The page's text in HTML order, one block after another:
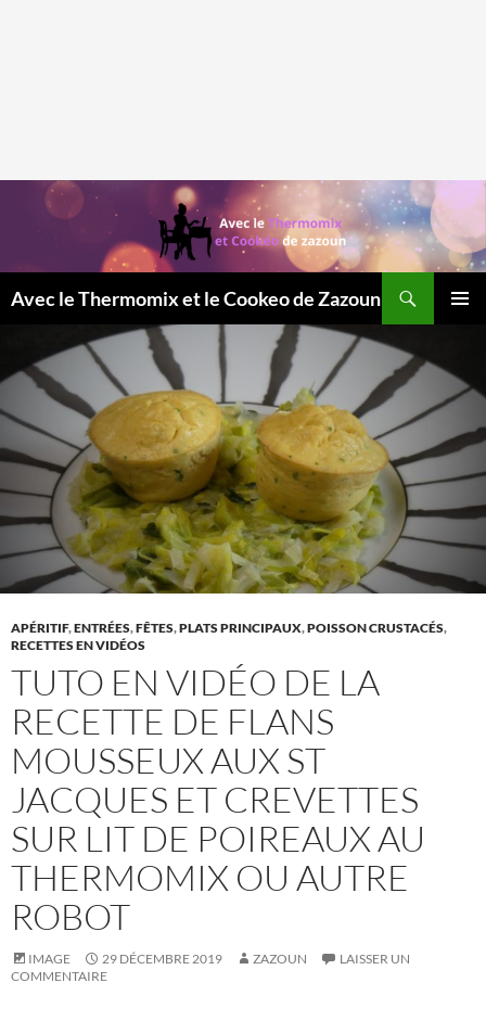
Avec le Thermomix et le Cookeo de Zazoun
APÉRITIF,ENTRÉES,FÊTES,PLATS PRINCIPAUX,POISSON CRUSTACÉS,
RECETTES EN VIDÉOS
TUTO EN VIDÉO DE LA
RECETTE DE FLANS
MOUSSEUX AUX ST
JACQUES ET CREVETTES
SUR LIT DE POIREAUX AU
THERMOMIX OU AUTRE
ROBOT
IMAGE 29 DÉCEMBRE 2019 ZAZOUN
LAISSER UN
COMMENTAIRE